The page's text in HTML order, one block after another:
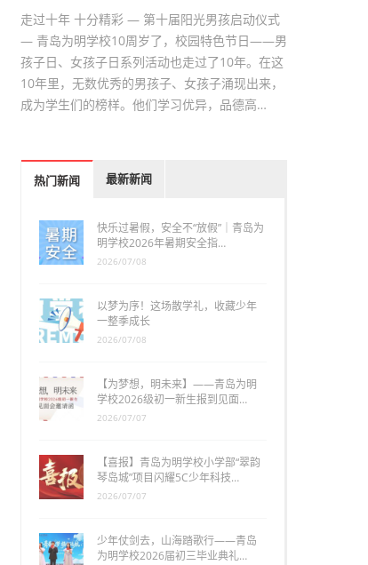
走过十年 十分精彩 — 第十届阳光男孩启动仪式
— 青岛为明学校10周岁了，校园特色节日——男
孩子日、女孩子日系列活动也走过了10年。在这
10年里，无数优秀的男孩子、女孩子涌现出来，
成为学生们的榜样。他们学习优异，品德高…
热门新闻 最新新闻
快乐过暑假，安全不“放假”｜青岛为
明学校2026年暑期安全指…
2026/07/08
以梦为序！这场散学礼，收藏少年
一整季成长
2026/07/08
【为梦想，明未来】——青岛为明
学校2026级初一新生报到见面…
2026/07/07
【喜报】青岛为明学校小学部“翠韵
琴岛城”项目闪耀5C少年科技…
2026/07/07
少年仗剑去，山海踏歌行——青岛
为明学校2026届初三毕业典礼…